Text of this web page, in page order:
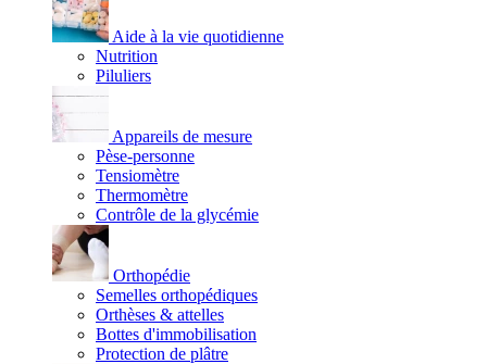
Aide à la vie quotidienne
Nutrition
Piluliers
Appareils de mesure
Pèse-personne
Tensiomètre
Thermomètre
Contrôle de la glycémie
Orthopédie
Semelles orthopédiques
Orthèses & attelles
Bottes d'immobilisation
Protection de plâtre